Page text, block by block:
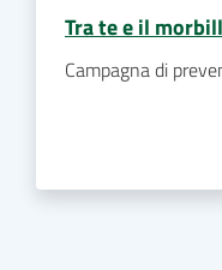
Tra te e il
Campagna di